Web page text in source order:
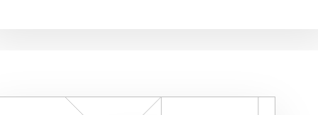
Recursos